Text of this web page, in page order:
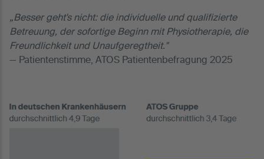
„Besser geht's nicht: die individuelle und qualifizierte
Betreuung, der sofortige Beginn mit Physiotherapie, die
Freundlichkeit und Unaufgeregtheit."
— Patientenstimme, ATOS Patientenbefragung 2025